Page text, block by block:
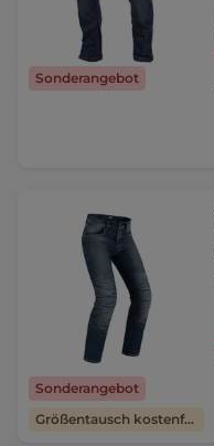
Sonderangebot
Sonderangebot
Größentausch kostenfrei